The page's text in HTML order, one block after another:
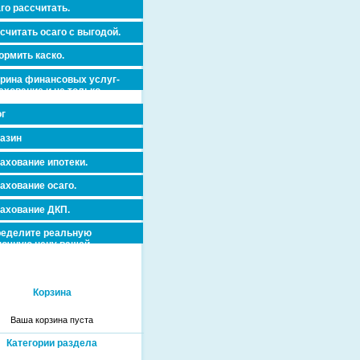
рассчитать.
осаго с выгодой.
каско.
финансовых услуг-
и не только.
ипотеки.
осаго.
ДКП.
реальную
цену вашей
Корзина
Ваша корзина пуста
Категории раздела